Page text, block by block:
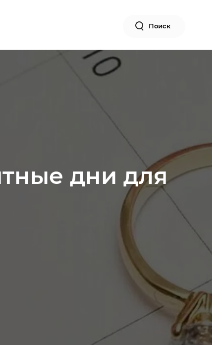
Поиск
дни для